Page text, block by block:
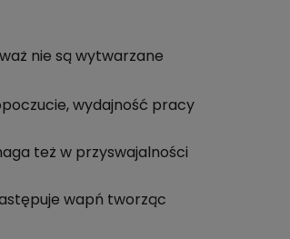
nie są wytwarzane
wydajność pracy
też w przyswajalności
wapń tworząc